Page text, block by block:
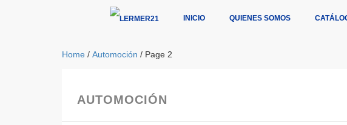
INICIO QUIENES SOMOS
Home / Automoción / Page 2
AUTOMOCIÓN